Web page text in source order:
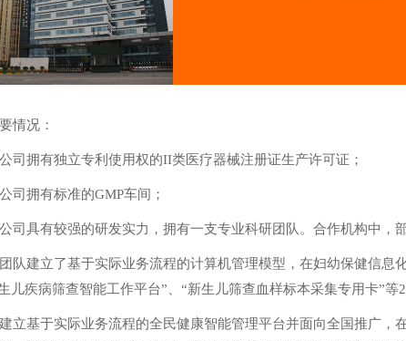
情况：
公司拥有独立专利使用权的II类医疗器械注册证生产许可证；
公司拥有标准的GMP车间；
公司具有较强的研发实力，拥有一支专业科研团队。合作机构中，
团队建立了基于实际业务流程的计算机管理模型，在妇幼保健信
儿疾病筛查智能工作平台”、“新生儿筛查血样标本采集专用卡”等
建立基于实际业务流程的全民健康智能管理平台并面向全国推广